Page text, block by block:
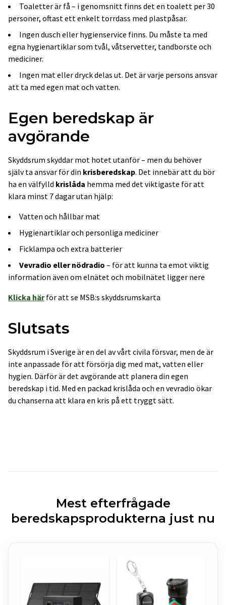
Toaletter är få – i genomsnitt finns det en toalett per 30
personer, oftast ett enkelt torrdass med plastpåsar.
Ingen dusch eller hygienservice finns. Du måste ta med
egna hygienartiklar som tvål, våtservetter, tandborste och
mediciner.
Ingen mat eller dryck delas ut. Det är varje persons ansvar
att ta med egen mat och vatten.
Egen beredskap är
avgörande
Skyddsrum skyddar mot hotet utanför – men du behöver
själv ta ansvar för din krisberedskap. Det innebär att du bör
ha en välfylld krislåda hemma med det viktigaste för att
klara minst 7 dagar utan hjälp:
Vatten och hållbar mat
Hygienartiklar och personliga mediciner
Ficklampa och extra batterier
Vevradio eller nödradio – för att kunna ta emot viktig
information även om elnätet och mobilnätet ligger nere
Klicka härför att se MSB:s skyddsrumskarta
Slutsats
Skyddsrum i Sverige är en del av vårt civila försvar, men de är
inte anpassade för att försörja dig med mat, vatten eller
hygien. Därför är det avgörande att planera din egen
beredskap i tid. Med en packad krislåda och en vevradio ökar
du chanserna att klara en kris på ett tryggt sätt.
Mest efterfrågade
beredskapsprodukterna just nu